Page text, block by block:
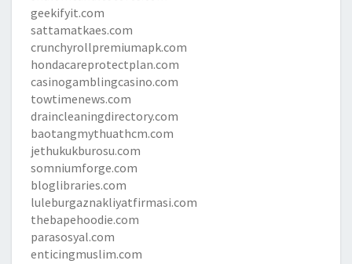
geekifyit.com
sattamatkaes.com
crunchyrollpremiumapk.com
hondacareprotectplan.com
casinogamblingcasino.com
towtimenews.com
draincleaningdirectory.com
baotangmythuathcm.com
jethukukburosu.com
somniumforge.com
bloglibraries.com
luleburgaznakliyatfirmasi.com
thebapehoodie.com
parasosyal.com
enticingmuslim.com